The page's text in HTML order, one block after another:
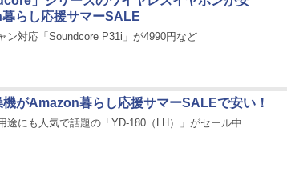
らし応援サマーSALE
ン対応「Soundcore P31i」が4990円など
がAmazon暮らし応援サマーSALEで安い！
途にも人気で話題の「YD-180（LH）」がセール中